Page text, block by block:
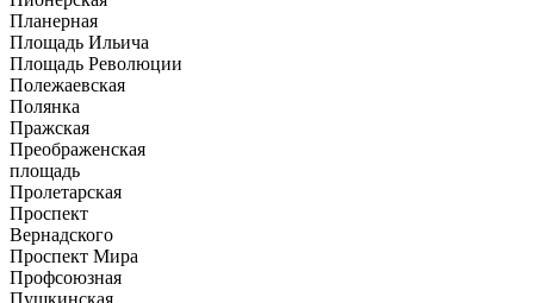
Планерная
Площадь Ильича
Площадь Революции
Полежаевская
Полянка
Пражская
Преображенская
площадь
Пролетарская
Проспект
Вернадского
Проспект Мира
Профсоюзная
Пушкинская